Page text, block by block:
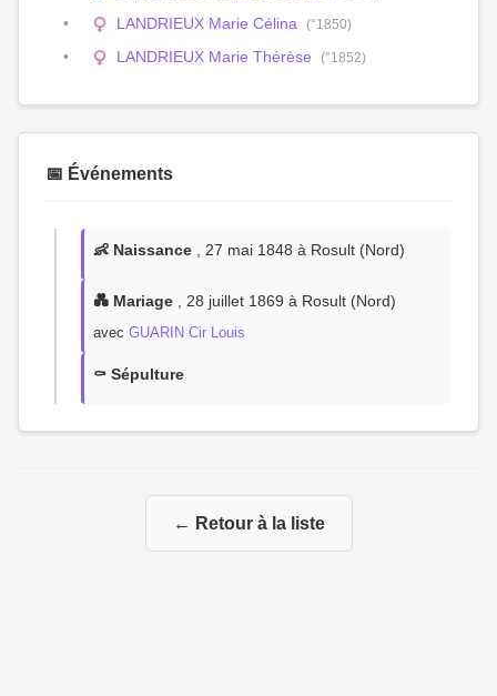
LANDRIEUX Marie Célina (°1850)
LANDRIEUX Marie Thérèse (°1852)
📅 Événements
👶 Naissance , 27 mai 1848 à Rosult (Nord)
💑 Mariage , 28 juillet 1869 à Rosult (Nord)
avec GUARIN Cir Louis
⚰️ Sépulture
← Retour à la liste